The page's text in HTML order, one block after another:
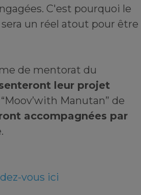
C'est pourquoi le
un réel atout pour être
de mentorat du
leur projet
Manutan” de
accompagnées par
vous ici